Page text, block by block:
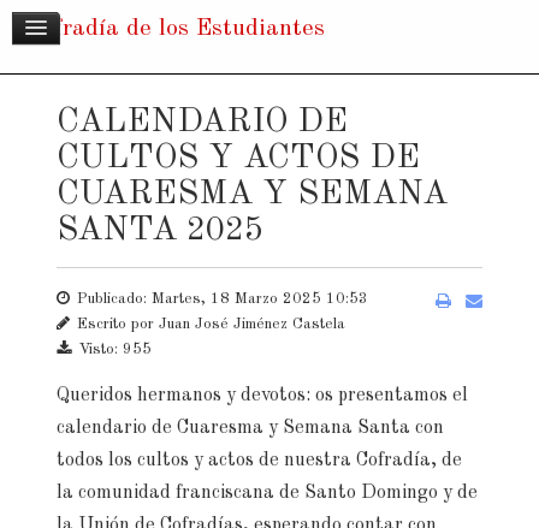
Cofradía de los Estudiantes
CALENDARIO DE
CULTOS Y ACTOS DE
CUARESMA Y SEMANA
SANTA 2025
Publicado: Martes, 18 Marzo 2025 10:53
Escrito por Juan José Jiménez Castela
Visto: 955
Queridos hermanos y devotos: os presentamos el
calendario de Cuaresma y Semana Santa con
todos los cultos y actos de nuestra Cofradía, de
la comunidad franciscana de Santo Domingo y de